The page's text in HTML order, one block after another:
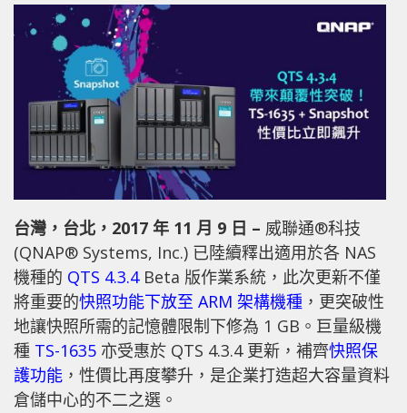
台灣，台北，2017 年 11 月 9 日 – 威聯通®科技
(QNAP® Systems, Inc.) 已陸續釋出適用於各 NAS
機種的 QTS 4.3.4Beta 版作業系統，此次更新不僅
將重要的快照功能下放至 ARM 架構機種 ，更突破性
地讓快照所需的記憶體限制下修為 1 GB。巨量級機
種 TS-1635 亦受惠於 QTS 4.3.4 更新，補齊快照保
護功能 ，性價比再度攀升，是企業打造超大容量資料
倉儲中心的不二之選。